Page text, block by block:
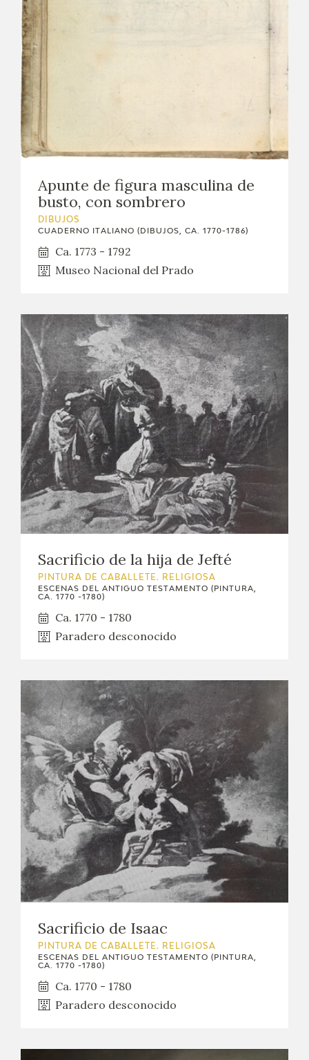
PUBLICACIONES
TIENDA
TIENDA ONLINE
EDUCA
RECURSOS EDUCATIVOS
Apunte de figura masculina de
busto, con sombrero
DIBUJOS
CUADERNO ITALIANO (DIBUJOS, CA. 1770-1786)
Ca. 1773 - 1792
Museo Nacional del Prado
Sacrificio de la hija de Jefté
PINTURA DE CABALLETE. RELIGIOSA
ESCENAS DEL ANTIGUO TESTAMENTO (PINTURA,
CA. 1770 -1780)
Ca. 1770 - 1780
Paradero desconocido
Sacrificio de Isaac
PINTURA DE CABALLETE. RELIGIOSA
ESCENAS DEL ANTIGUO TESTAMENTO (PINTURA,
CA. 1770 -1780)
Ca. 1770 - 1780
Paradero desconocido